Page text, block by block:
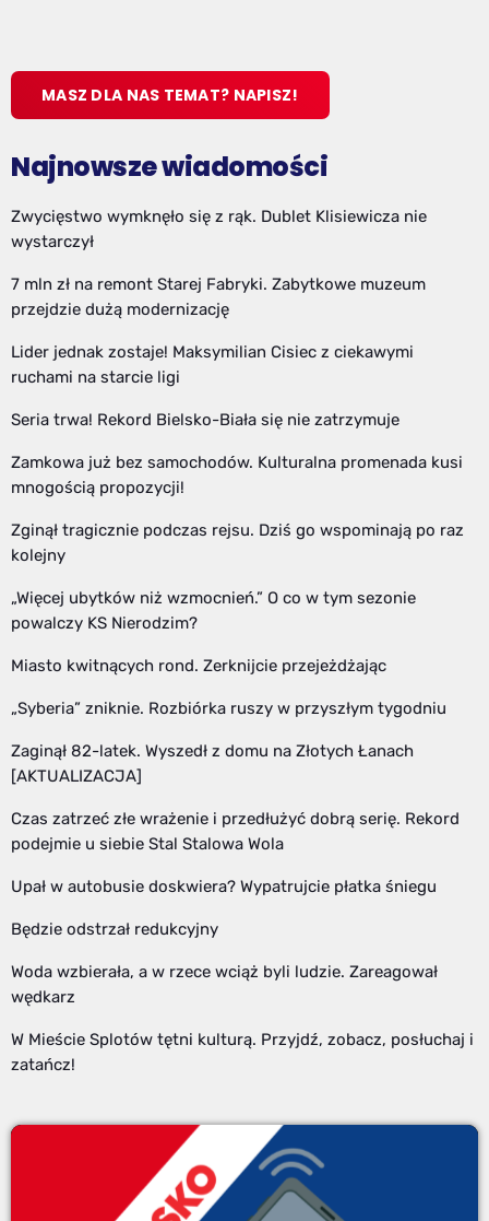
MASZ DLA NAS TEMAT? NAPISZ!
Najnowsze wiadomości
Zwycięstwo wymknęło się z rąk. Dublet Klisiewicza nie
wystarczył
7 mln zł na remont Starej Fabryki. Zabytkowe muzeum
przejdzie dużą modernizację
Lider jednak zostaje! Maksymilian Cisiec z ciekawymi
ruchami na starcie ligi
Seria trwa! Rekord Bielsko-Biała się nie zatrzymuje
Zamkowa już bez samochodów. Kulturalna promenada kusi
mnogością propozycji!
Zginął tragicznie podczas rejsu. Dziś go wspominają po raz
kolejny
„Więcej ubytków niż wzmocnień.” O co w tym sezonie
powalczy KS Nierodzim?
Miasto kwitnących rond. Zerknijcie przejeżdżając
„Syberia” zniknie. Rozbiórka ruszy w przyszłym tygodniu
Zaginął 82-latek. Wyszedł z domu na Złotych Łanach
[AKTUALIZACJA]
Czas zatrzeć złe wrażenie i przedłużyć dobrą serię. Rekord
podejmie u siebie Stal Stalowa Wola
Upał w autobusie doskwiera? Wypatrujcie płatka śniegu
Będzie odstrzał redukcyjny
Woda wzbierała, a w rzece wciąż byli ludzie. Zareagował
wędkarz
W Mieście Splotów tętni kulturą. Przyjdź, zobacz, posłuchaj i
zatańcz!